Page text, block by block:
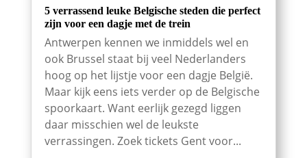
5 verrassend leuke Belgische steden die perfect
zijn voor een dagje met de trein
Antwerpen kennen we inmiddels wel en
ook Brussel staat bij veel Nederlanders
hoog op het lijstje voor een dagje België.
Maar kijk eens iets verder op de Belgische
spoorkaart. Want eerlijk gezegd liggen
daar misschien wel de leukste
verrassingen. Zoek tickets Gent voor...